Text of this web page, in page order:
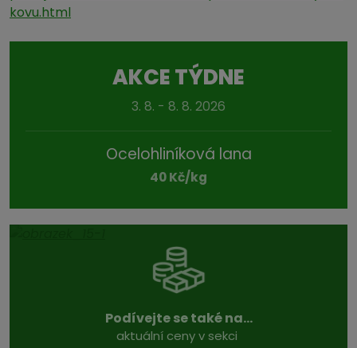
kovu.html
AKCE TÝDNE
3. 8. - 8. 8. 2026
Ocelohliníková lana
40 Kč/kg
Podívejte se také na...
aktuální ceny v sekci